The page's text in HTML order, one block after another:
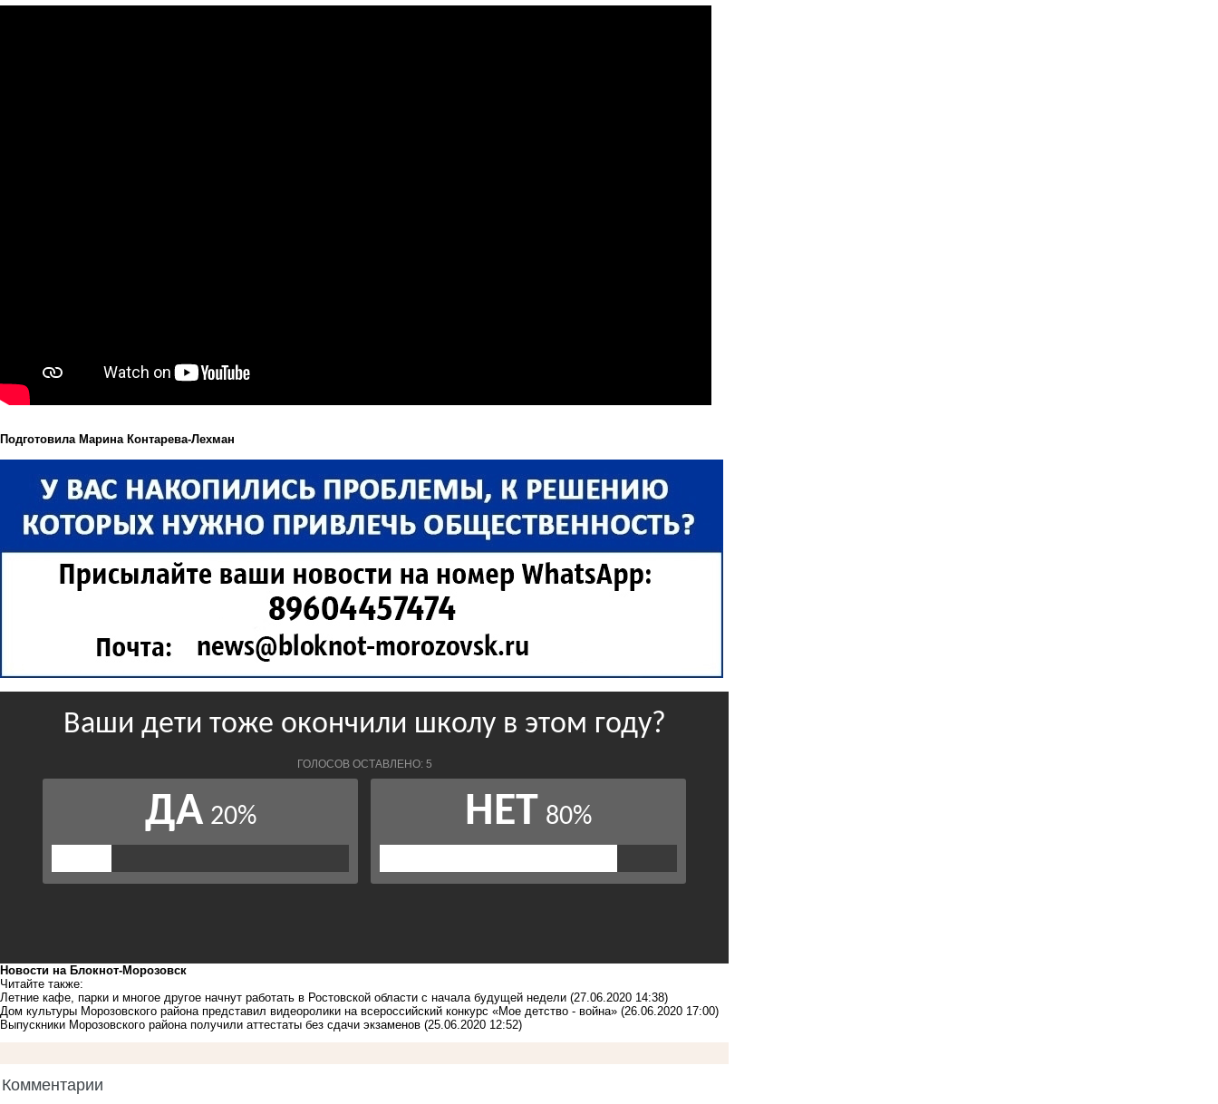
Подготовила Марина Контарева-Лехман
Новости на Блoкнoт-Морозовск
Читайте также:
Летние кафе, парки и многое другое начнут работать в Ростовской области с начала будущей недели (27.06.2020 14:38)
Дом культуры Морозовского района представил видеоролики на всероссийский конкурс «Мое детство - война» (26.06.2020 17:00)
Выпускники Морозовского района получили аттестаты без сдачи экзаменов (25.06.2020 12:52)
Комментарии